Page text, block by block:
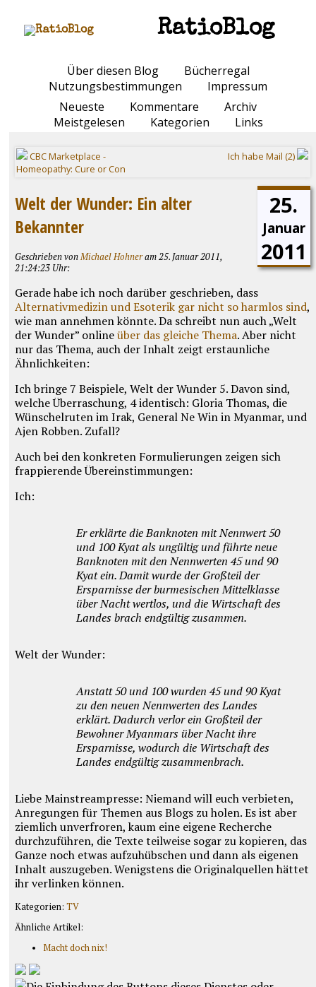
RatioBlog
Über diesen Blog
Bücherregal
Nutzungsbestimmungen
Impressum
Neueste
Kommentare
Archiv
Meistgelesen
Kategorien Links
CBC Marketplace -
Homeopathy: Cure or Con
Ich habe Mail (2)
25.
Januar
2011
Welt der Wunder: Ein alter
Bekannter
Geschrieben vonMichael Hohneram 25. Januar 2011,
21:24:23 Uhr:
Gerade habe ich noch darüber geschrieben, dass
Alternativmedizin und Esoterik gar nicht so harmlos sind,
wie man annehmen könnte. Da schreibt nun auch „Welt
der Wunder” onlineüber das gleiche Thema. Aber nicht
nur das Thema, auch der Inhalt zeigt erstaunliche
Ähnlichkeiten:
Ich bringe 7 Beispiele, Welt der Wunder 5. Davon sind,
welche Überraschung, 4 identisch: Gloria Thomas, die
Wünschelruten im Irak, General Ne Win in Myanmar, und
Ajen Robben. Zufall?
Auch bei den konkreten Formulierungen zeigen sich
frappierende Übereinstimmungen:
Ich:
Er erklärte die Banknoten mit Nennwert 50
und 100 Kyat als ungültig und führte neue
Banknoten mit den Nennwerten 45 und 90
Kyat ein. Damit wurde der Großteil der
Ersparnisse der burmesischen Mittelklasse
über Nacht wertlos, und die Wirtschaft des
Landes brach endgültig zusammen.
Welt der Wunder:
Anstatt 50 und 100 wurden 45 und 90 Kyat
zu den neuen Nennwerten des Landes
erklärt. Dadurch verlor ein Großteil der
Bewohner Myanmars über Nacht ihre
Ersparnisse, wodurch die Wirtschaft des
Landes endgültig zusammenbrach.
Liebe Mainstreampresse: Niemand will euch verbieten,
Anregungen für Themen aus Blogs zu holen. Es ist aber
ziemlich unverfroren, kaum eine eigene Recherche
durchzuführen, die Texte teilweise sogar zu kopieren, das
Ganze noch etwas aufzuhübschen und dann als eigenen
Inhalt auszugeben. Wenigstens die Originalquellen hättet
ihr verlinken können.
Kategorien: TV
Ähnliche Artikel:
Macht doch nix!